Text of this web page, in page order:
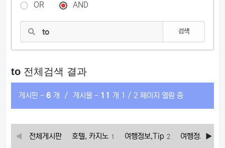
OR AND
검색
to 전체검색 결과
게시판 - 6 개 / 게시물 - 11 개 1 / 2 페이지 열람 중
전체게시판 호텔, 카지노 1 여행정보,Tip 2 여행정보, Tip